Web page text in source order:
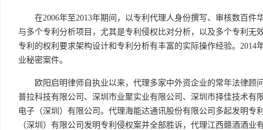
在2006年至2013年期间，以专利代理人身份撰写、审核数百
与多个专利分析项目，尤其是专利侵权比对分析，以及多个专利
专利的权利要求架构设计和专利分析有丰富的实际操作经验。
业秘密案件。
欧阳启明律师自执业以来，代理多家中外资企业的常年法律
普拉科技有限公司、深圳市业聚实业有限公司、深圳市择佳技术
电子（深圳）有限公司。代理海能达通讯股份有限公司多起发明
（深圳）有限公司发明专利侵权案并全部胜诉，代理江西赣酒酒